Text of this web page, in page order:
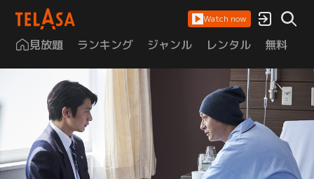
Watch now
見放題 ランキング ジャンル レンタル 無料